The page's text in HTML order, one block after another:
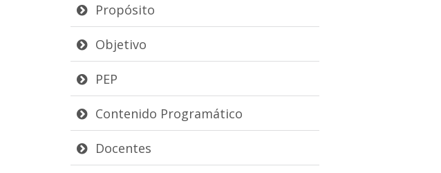
Propósito
Objetivo
PEP
Contenido Programático
Docentes